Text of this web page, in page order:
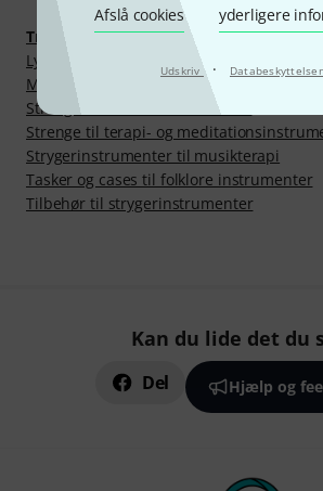
Afslå cookies yderligere
Udskriv ·
Traditionelle instrumenter
Lyrer og harper til børn
Monochord
Strenge til folkloreinstrumenter
Strenge til terapi- og
Strygerinstrumenter til musikterapi
Tasker og cases til folklore instrumenter
Tilbehør til strygerinstrumenter
Kan du lide det du
Del Hjælp og